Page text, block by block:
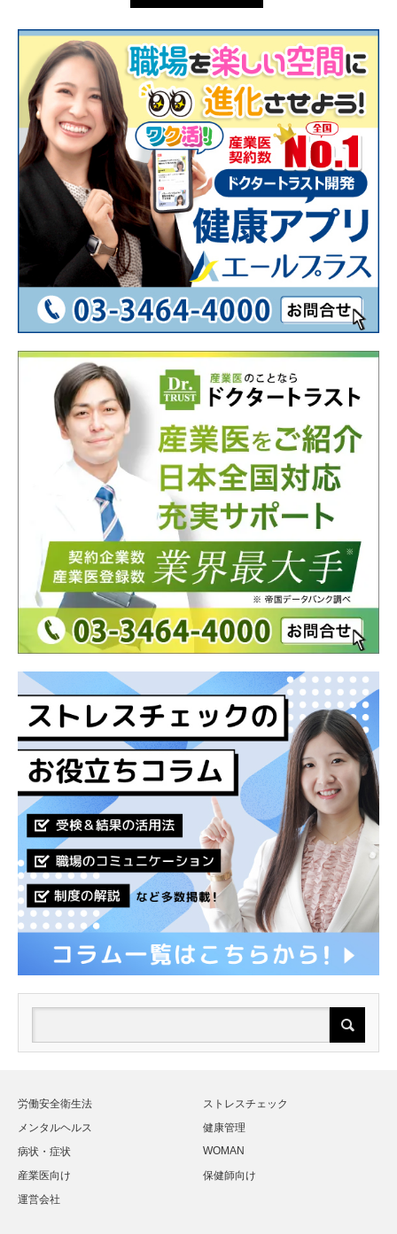
労働安全衛生法
ストレスチェック
メンタルヘルス
健康管理
病状・症状
WOMAN
産業医向け
保健師向け
運営会社